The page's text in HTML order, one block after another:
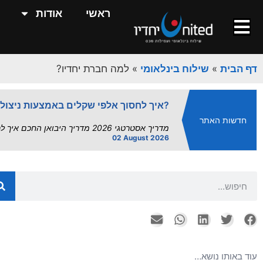
ראשי אודות
דף הבית » שילוח בינלאומי » למה חברת יחדיו?
חדשות האתר
השפעת פרויקט "הנמלים היבשתיים"
השפעת הנמלים היבשתיים על שרשרת האספקה | UnitedXP השפעת פרויקט "הנמלים היבשתיים" על שרשרת...
13 July 2026
02 August 2026
איך לחסוך אלפי שקלים באמצעות ניצול הסכמי סחר?
מדריך אסטרטגי 2026 מדריך היבואן החכם איך לחסוך אלפי שקלים באמצעות ניצול הסכמי סחר – עם UnitedXP ישראל...
02 August 2026
הסחר הישראלי בצל המלחמה: רפורמות
שירותי אחסנה ואריזה - המדריך המלא
עורך ראשי יולי 26, 2026 אחסנה לוגיסטית,...
יבוא מסין: המדריך השלם ליבואן
עוד באותו נושא…